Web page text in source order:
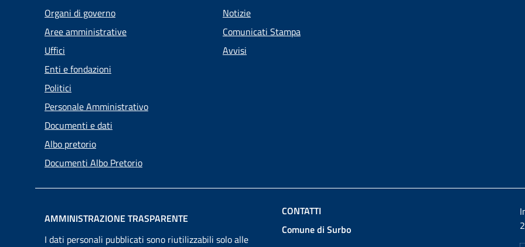
Organi di governo
Aree amministrative
Uffici
Enti e fondazioni
Politici
Personale Amministrativo
Documenti e dati
Albo pretorio
Documenti Albo Pretorio
Notizie
Comunicati Stampa
Avvisi
AMMINISTRAZIONE TRASPARENTE
I dati personali pubblicati sono riutilizzabili solo alle
CONTATTI
Comune di Surbo